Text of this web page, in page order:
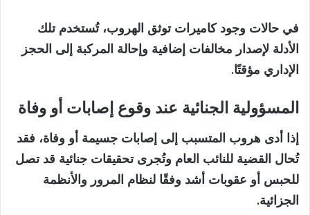
في حالات وجود كاميرات توثق الهروب، تُستخدم تلك
الأدلة لإصدار مخالفات إضافية وإحالة المركبة إلى الحجز
الإداري مؤقتًا.
المسؤولية الجنائية عند وقوع إصابات أو وفاة
إذا أدى هروب المتسبب إلى إصابات جسيمة أو وفاة، فقد
تُحال القضية للنائب العام وتُجرى تحقيقات جنائية قد تصل
للحبس أو عقوبات أشد وفقًا لنظام المرور والأنظمة
الجزائية.